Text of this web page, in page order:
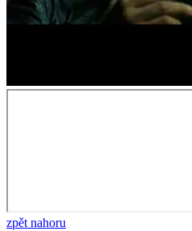
zpět nahoru